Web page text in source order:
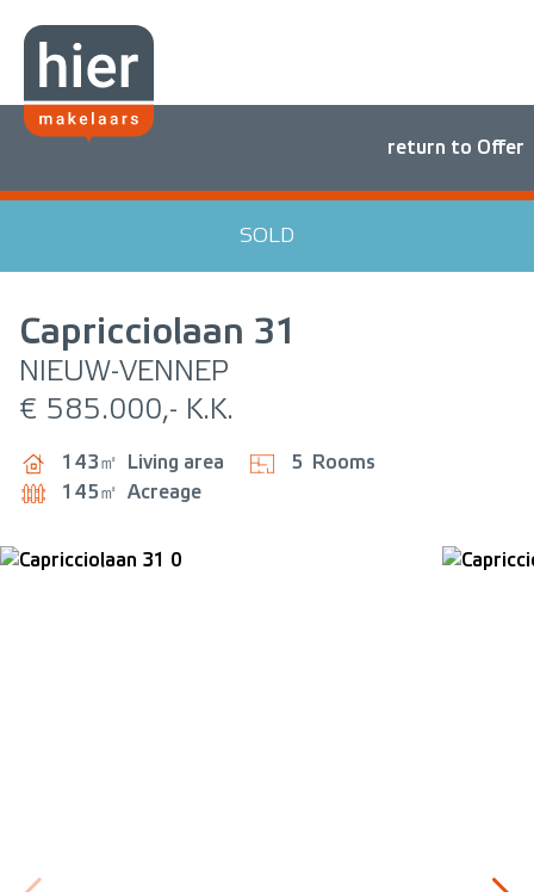
return to Offer
SOLD
Capricciolaan 31
NIEUW-VENNEP
€ 585.000,- K.K.
143㎡ Living area 5
Rooms
145㎡ Acreage